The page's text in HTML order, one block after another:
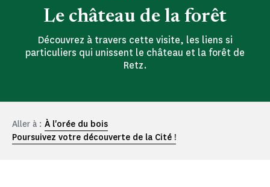
Le château de la forêt
Découvrez à travers cette visite, les liens si
particuliers qui unissent le château et la forêt de
Retz.
Aller à : À l'orée du bois
Poursuivez votre découverte de la Cité !